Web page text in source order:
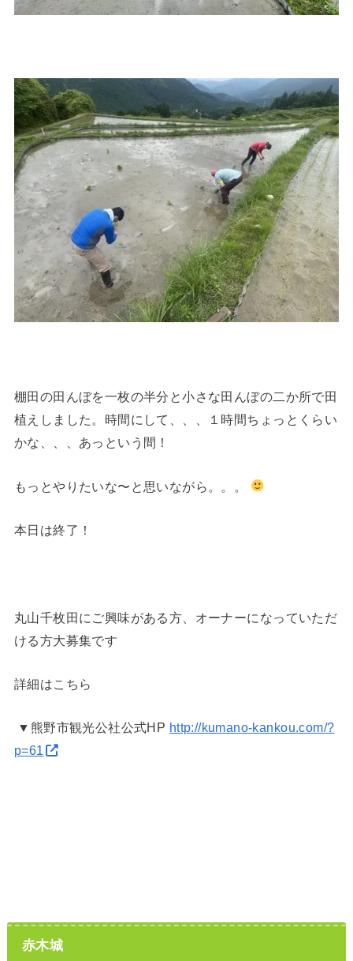
棚田の田んぼを一枚の半分と小さな田んぼの二か所で田
植えしました。時間にして、、、１時間ちょっとくらい
かな、、、あっという間！
もっとやりたいな〜と思いながら。。。
本日は終了！
丸山千枚田にご興味がある方、オーナーになっていただ
ける方大募集です
詳細はこちら
▼熊野市観光公社公式HP http://kumano-kankou.com/?
p=61
赤木城